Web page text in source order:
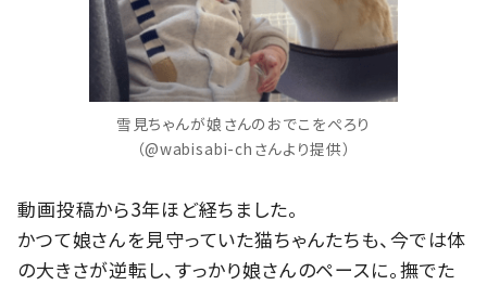
雪見ちゃんが娘さんのおでこをぺろり
（@wabisabi-chさんより提供）
動画投稿から3年ほど経ちました。
かつて娘さんを見守っていた猫ちゃんたちも、今では体
の大きさが逆転し、すっかり娘さんのペースに。撫でた